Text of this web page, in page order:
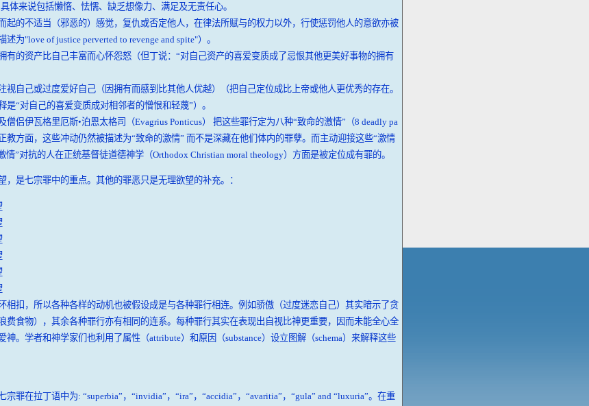
体来说包括懒惰、怯懦、缺乏想像力、满足及无责任心。
起的不适当（邪恶的）感觉，复仇或否定他人，在律法所赋与的权力以外，行使惩罚他人的意欲亦被
述为"love of justice perverted to revenge and spite"）。
有的资产比自己丰富而心怀怨怒（但丁说：“对自己资产的喜爱变质成了忌恨其他更美好事物的拥有
视自己或过度爱好自己（因拥有而感到比其他人优越）（把自己定位成比上帝或他人更优秀的存在。
是“对自己的喜爱变质成对相邻者的憎恨和轻蔑”）。
僧侣伊瓦格里厄斯•泊恩太格司（Evagrius Ponticus） 把这些罪行定为八种“致命的激情”（8 deadly pa
教方面，这些冲动仍然被描述为“致命的激情” 而不是深藏在他们体内的罪孽。而主动迎接这些“激情
情”对抗的人在正统基督徒道德神学（Orthodox Christian moral theology）方面是被定位成有罪的。
，是七宗罪中的重点。其他的罪恶只是无理欲望的补充。：
相扣，所以各种各样的动机也被假设成是与各种罪行相连。例如骄傲（过度迷恋自己）其实暗示了贪
费食物），其余各种罪行亦有相同的连系。每种罪行其实在表现出自视比神更重要，因而未能全心全
神。学者和神学家们也利用了属性（attribute）和原因（substance）设立图解（schema）来解释这些
宗罪在拉丁语中为: “superbia”，“invidia”，“ira”，“accidia”，“avaritia”，“gula” and “luxuria”。在重